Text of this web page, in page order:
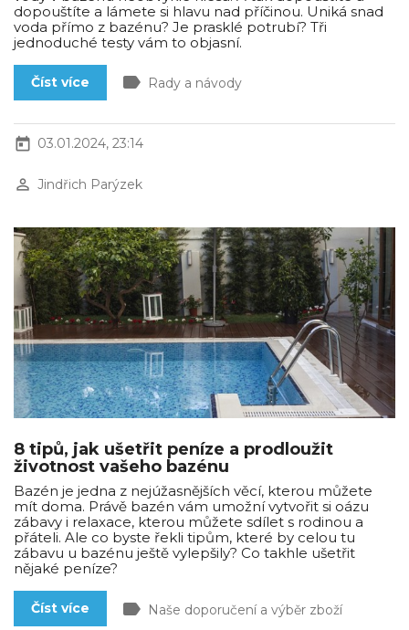
dopouštíte a lámete si hlavu nad příčinou. Uniká snad
voda přímo z bazénu? Je prasklé potrubí? Tři
jednoduché testy vám to objasní.
Číst více label Rady a návody
today 03.01.2024, 23:14
perm_identity Jindřich Parýzek
8 tipů, jak ušetřit peníze a prodloužit
životnost vašeho bazénu
Bazén je jedna z nejúžasnějších věcí, kterou můžete
mít doma. Právě bazén vám umožní vytvořit si oázu
zábavy i relaxace, kterou můžete sdílet s rodinou a
přáteli. Ale co byste řekli tipům, které by celou tu
zábavu u bazénu ještě vylepšily? Co takhle ušetřit
nějaké peníze?
Číst více label Naše doporučení a výběr zboží